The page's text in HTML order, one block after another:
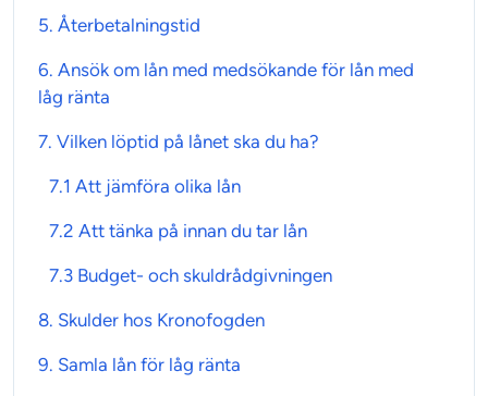
5. Återbetalningstid
6. Ansök om lån med medsökande för lån med
låg ränta
7. Vilken löptid på lånet ska du ha?
7.1 Att jämföra olika lån
7.2 Att tänka på innan du tar lån
7.3 Budget- och skuldrådgivningen
8. Skulder hos Kronofogden
9. Samla lån för låg ränta